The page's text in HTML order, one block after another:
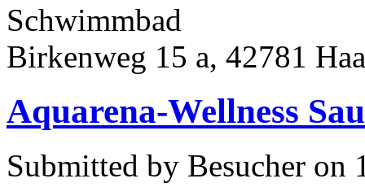
Schwimmbad
Birkenweg 15 a, 42781
Aquarena-Wellness
Submitted by Besucher